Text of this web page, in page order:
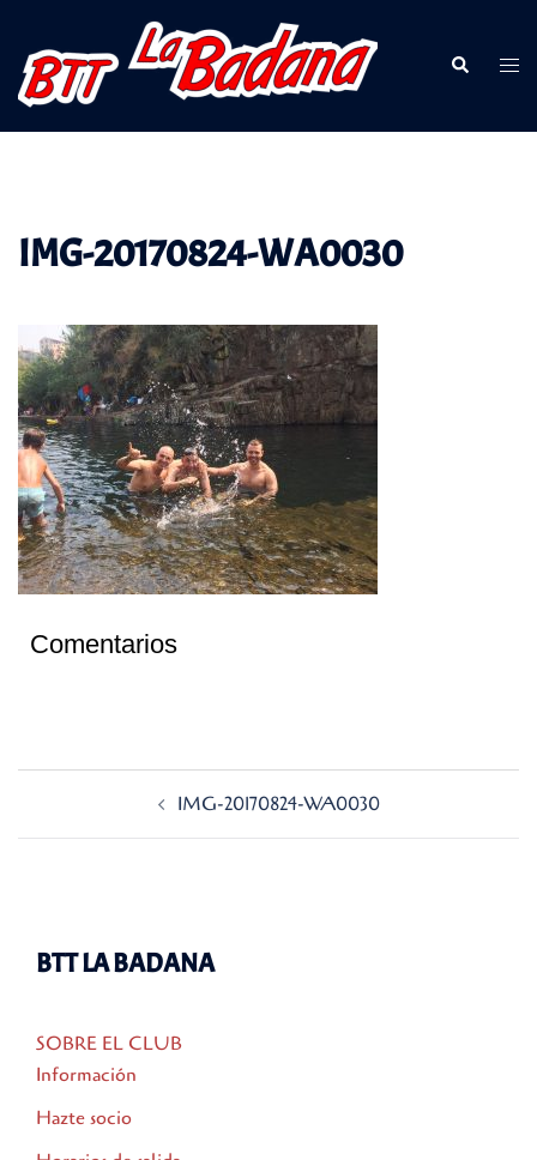
contenido
Buscar
IMG-20170824-WA0030
Comentarios
IMG-20170824-WA0030
BTT LA BADANA
SOBRE EL CLUB
Información
Hazte socio